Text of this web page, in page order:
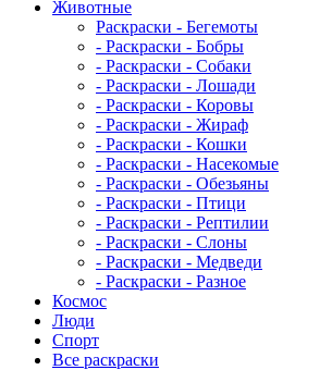
Животныe
Раскраски - Бегемоты
- Раскраски - Бобры
- Раскраски - Собаки
- Раскраски - Лошади
- Раскраски - Коровы
- Раскраски - Жираф
- Раскраски - Кошки
- Раскраски - Насекомые
- Раскраски - Обезьяны
- Раскраски - Птици
- Раскраски - Рептилии
- Раскраски - Слоны
- Раскраски - Медведи
- Раскраски - Разное
Космос
Люди
Спорт
Все раскраски